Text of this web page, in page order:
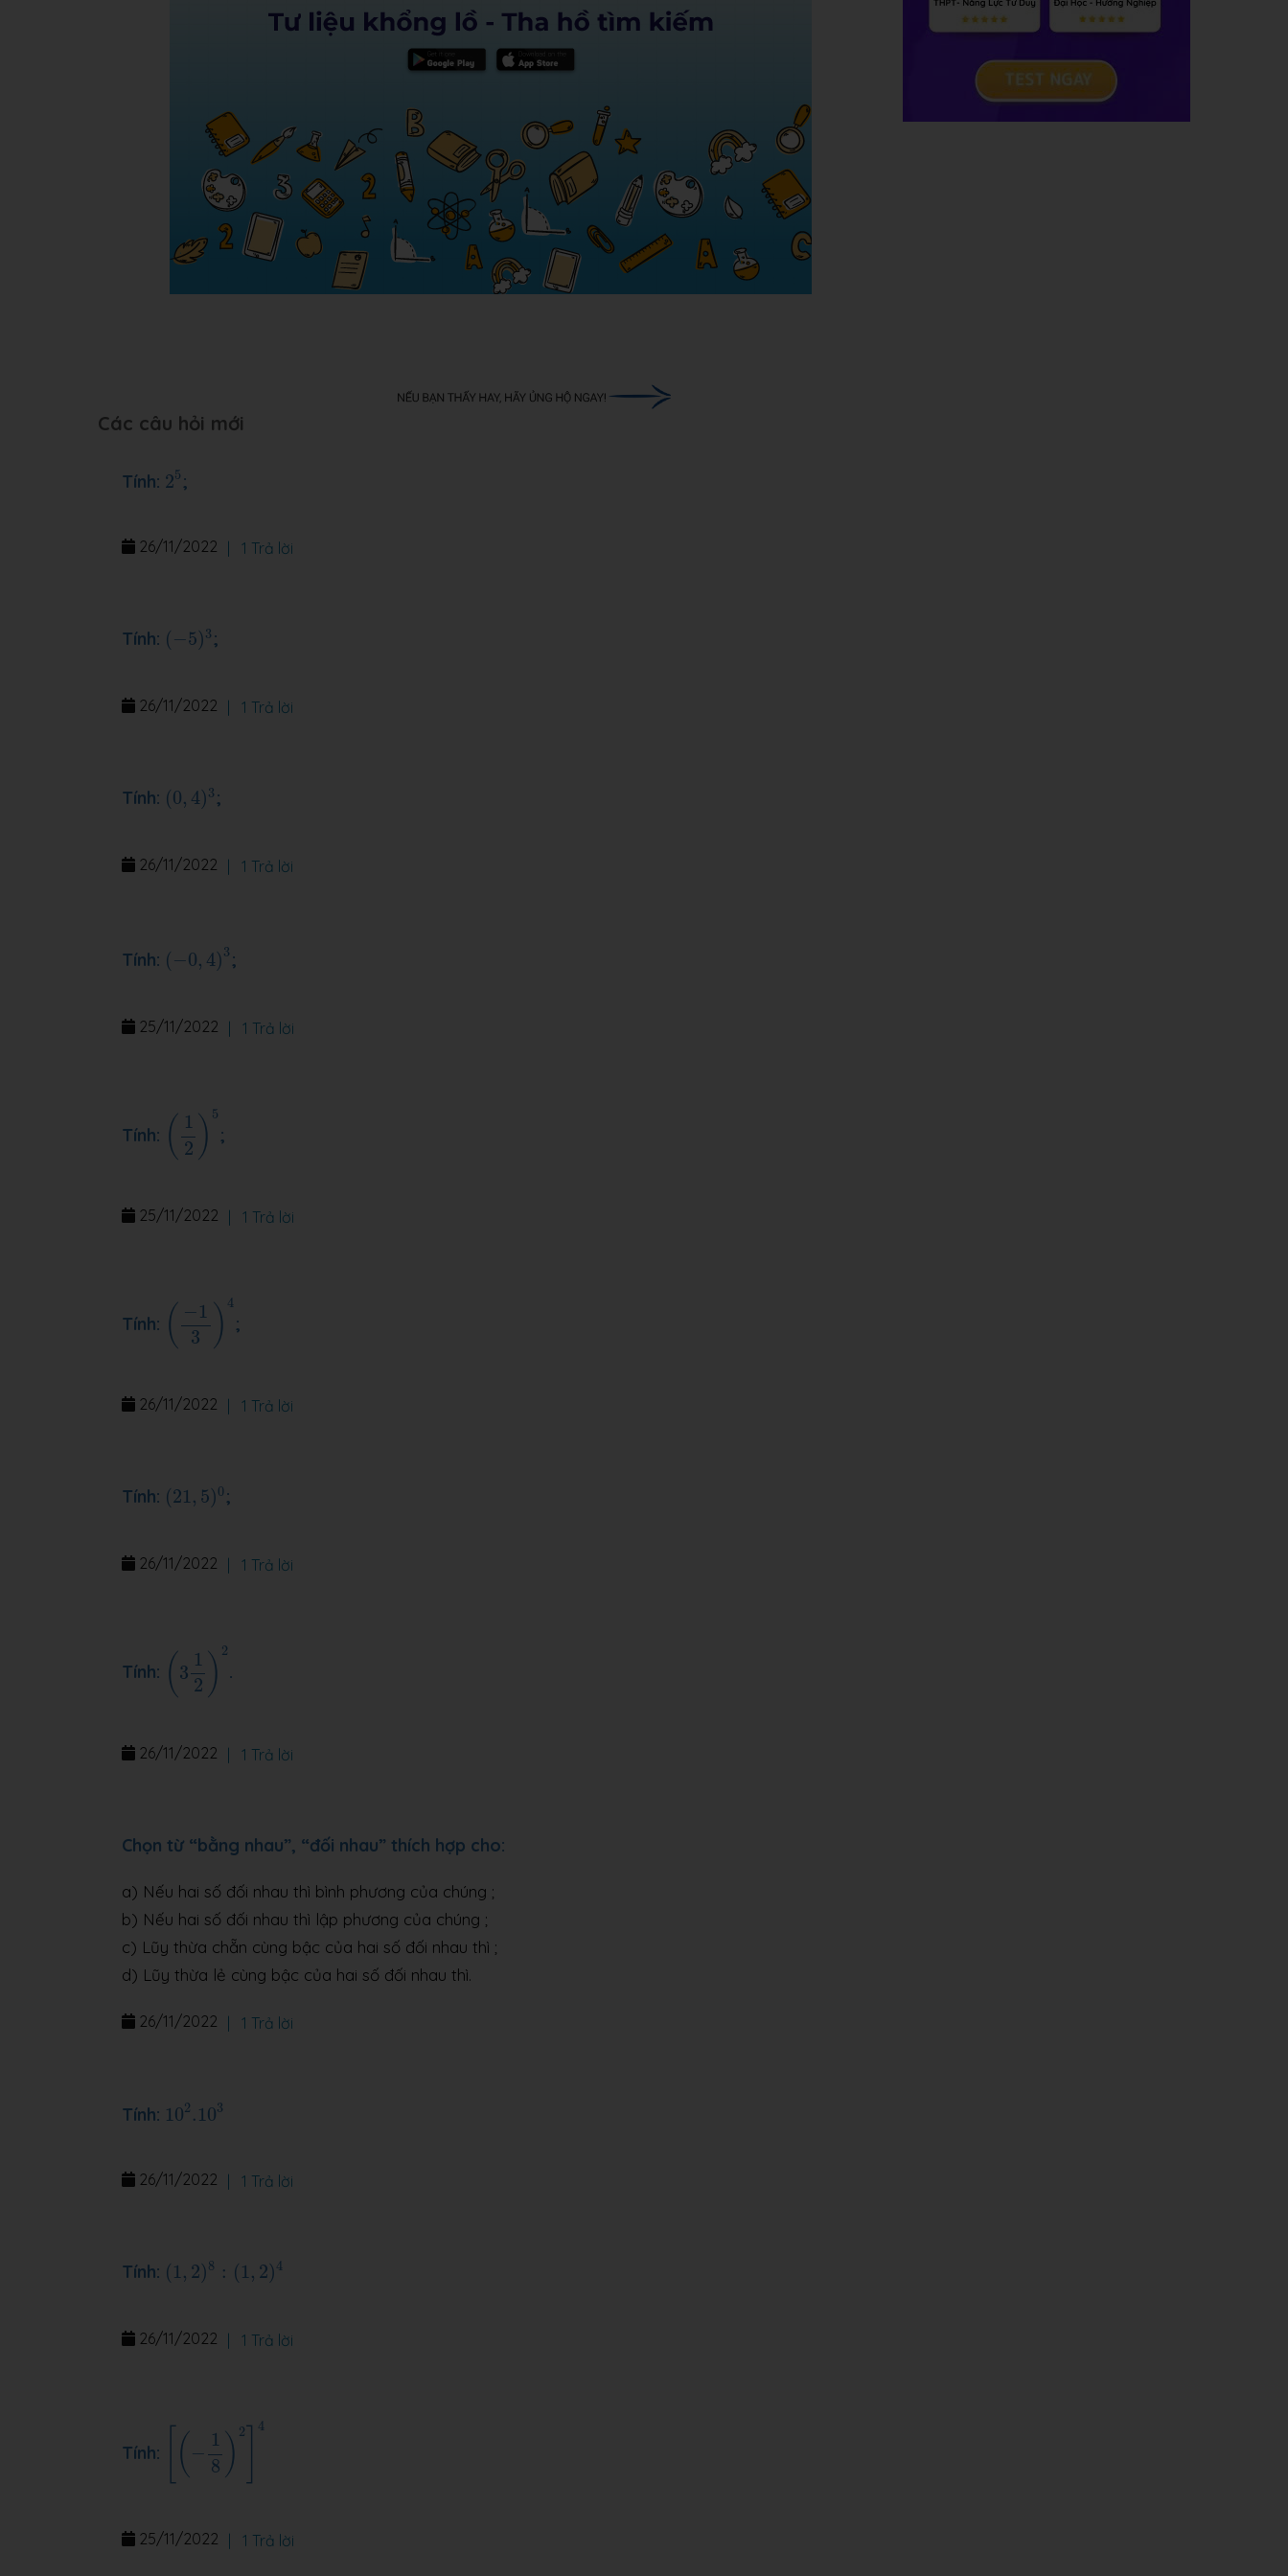
Các câu hỏi mới
Tính: 25
25;
26/11/2022 | 1 Trả lời
Tính: (−5)3
( 5)3;
26/11/2022 | 1 Trả lời
Tính: (0, 4)3
(0 4)3;
26/11/2022 1 Trả lời
Tính: (−0, 4)3
( 0, )3
;
25/11/2022 | 1 Trả lời
Tính: ( 1
2 ) 5
1 5
;
25/11/2022 1 Trả lời
Tính: ( −1
3
) 4
− 4
;
26/11/2022 1 Trả lời
Tính: (21, 5)0
(21 5)0;
26/11/2022 1 Trả lời
Tính: ( 3
1
2 ) 2
3 2
.
26/11/2022 | 1 Trả lời
Chọn từ “bằng nhau”, “đối nhau” thích hợp cho:
a) Nếu hai số đối nhau thì bình phương của chúng ;
b) Nếu hai số đối nhau thì lập phương của chúng ;
c) Lũy thừa chẵn cùng bậc của hai số đối nhau thì ;
d) Lũy thừa lẻ cùng bậc của hai số đối nhau thì.
26/11/2022 | 1 Trả lời
Tính: 102 .103
102 .103
26/11/2022 | 1 Trả lời
Tính: (1, 2)8 : (1, 2)4
(1 2)8: 2) 4
26/11/2022 | 1 Trả lời
Tính: ( −
1
8 ) 2 4
[(
25/11/2022 1 Trả lời